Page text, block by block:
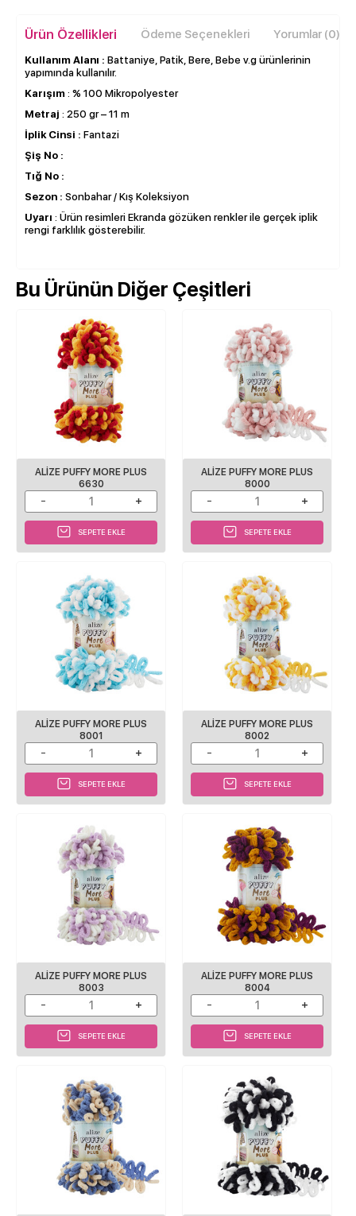
Ürün Özellikleri Ödeme Seçenekleri Yorumlar (0)
Kullanım Alanı : Battaniye, Patik, Bere, Bebe v.g ürünlerinin
yapımında kullanılır.
Karışım : % 100 Mikropolyester
Metraj : 250 gr – 11 m
İplik Cinsi : Fantazi
Şiş No :
Tığ No :
Sezon : Sonbahar / Kış Koleksiyon
Uyarı : Ürün resimleri Ekranda gözüken renkler ile gerçek iplik
rengi farklılık gösterebilir.
Bu Ürünün Diğer Çeşitleri
ALIZE PUFFY MORE PLUS
6630
SEPETE EKLE
ALIZE PUFFY MORE PLUS
8000
SEPETE EKLE
ALIZE PUFFY MORE PLUS
8001
SEPETE EKLE
ALIZE PUFFY MORE PLUS
8002
SEPETE EKLE
ALIZE PUFFY MORE PLUS
8003
SEPETE EKLE
ALIZE PUFFY MORE PLUS
8004
SEPETE EKLE